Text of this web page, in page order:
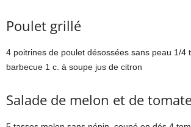
Poulet grillé
4 poitrines de poulet désossées sans peau 1/4
barbecue 1 c. à soupe jus de citron
Salade de melon et de